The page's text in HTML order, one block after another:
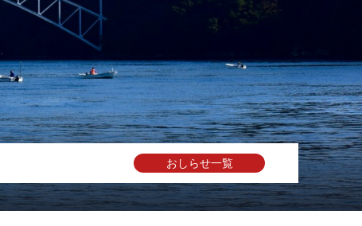
おしらせ一覧